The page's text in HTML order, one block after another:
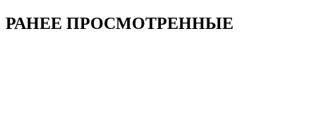
РАНЕЕ ПРОСМОТРЕННЫЕ